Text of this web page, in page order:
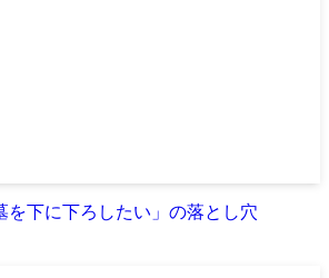
を下に下ろしたい」の落とし穴